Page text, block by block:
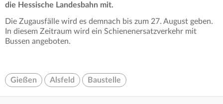
die Hessische Landesbahn mit.
Die Zugausfälle wird es demnach bis zum 27. August geben.
In diesem Zeitraum wird ein Schienenersatzverkehr mit
Bussen angeboten.
Gießen Alsfeld Baustelle